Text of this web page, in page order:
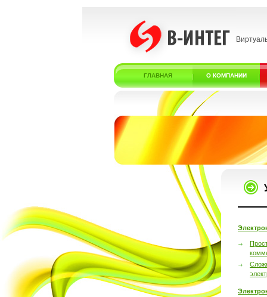
ГЛАВНАЯ О КОМПАНИИ